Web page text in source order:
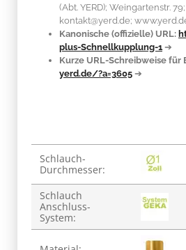
(Abt. YERD); Weingartenstr.
kontakt@yerd.de;
Kanonische (offizielle) URL:
plus-Schnellkupplung-1 ➔
Kurze URL-Schreibweise für
yerd.de/?a=3605 ➔
Produkteigenschaft
Wert
Schlauch-
Durchmesser:
Schlauch
Anschluss-
System: